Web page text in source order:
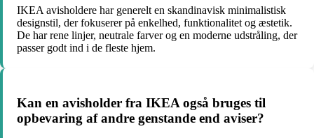
IKEA avisholdere har generelt en skandinavisk minimalistisk
designstil, der fokuserer på enkelhed, funktionalitet og æstetik.
De har rene linjer, neutrale farver og en moderne udstråling, der
passer godt ind i de fleste hjem.
Kan en avisholder fra IKEA også bruges til
opbevaring af andre genstande end aviser?